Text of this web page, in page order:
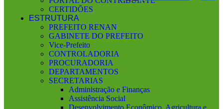
CERTIDÕES
ESTRUTURA
PREFEITO RENAN
GABINETE DO PREFEITO
Vice-Prefeito
CONTROLADORIA
PROCURADORIA
DEPARTAMENTOS
SECRETARIAS
Administração e Finanças
Assistência Social
Desenvolvimento Econômico, Agricultura e